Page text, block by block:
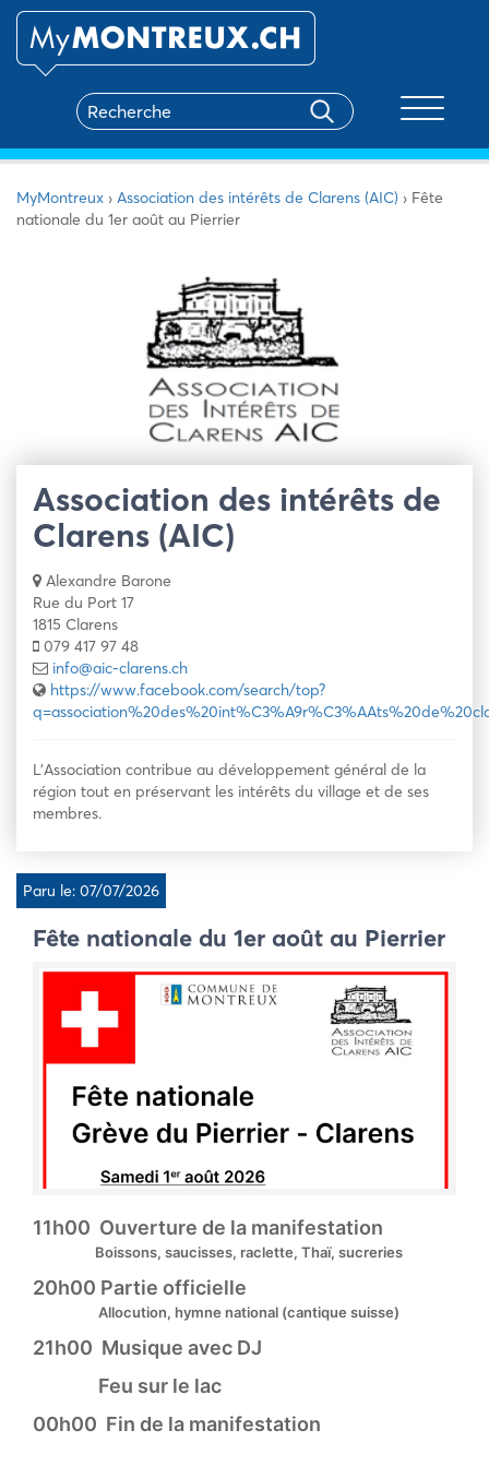
MyMontreux › Association des intérêts de Clarens (AIC) › Fête
nationale du 1er août au Pierrier
Association des intérêts de
Clarens (AIC)
Alexandre Barone
Rue du Port 17
1815 Clarens
079 417 97 48
info@aic-clarens.ch
https://www.facebook.com/search/top?
L’Association contribue au développement général de la
région tout en préservant les intérêts du village et de ses
membres.
Paru le: 07/07/2026
Fête nationale du 1er août au Pierrier
11h00 Ouverture de la manifestation
Boissons, saucisses, raclette, Thaï, sucreries
20h00 Partie officielle
Allocution, hymne national (cantique suisse)
21h00 Musique avec DJ
Feu sur le lac
00h00 Fin de la manifestation